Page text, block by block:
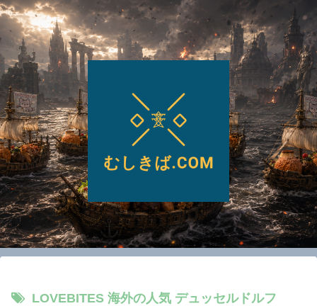
LOVEBITES 海外の人気 デュッセルドルフ